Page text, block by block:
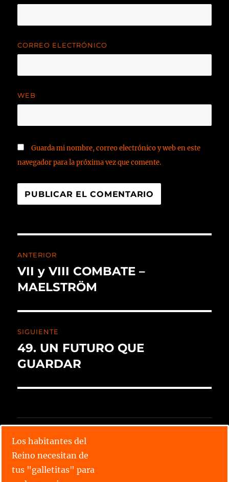
CORREO ELECTRÓNICO
WEB
Guarda mi nombre, correo electrónico y web en este
navegador para la próxima vez que comente.
ANTERIOR
VII y VIII COMBATE –
MAELSTRÖM
SIGUIENTE
49. UN FUTURO QUE
GUARDAR
Lee todos los relatos
Los habitantes del
Reino necesitan de
tus "galletitas" para